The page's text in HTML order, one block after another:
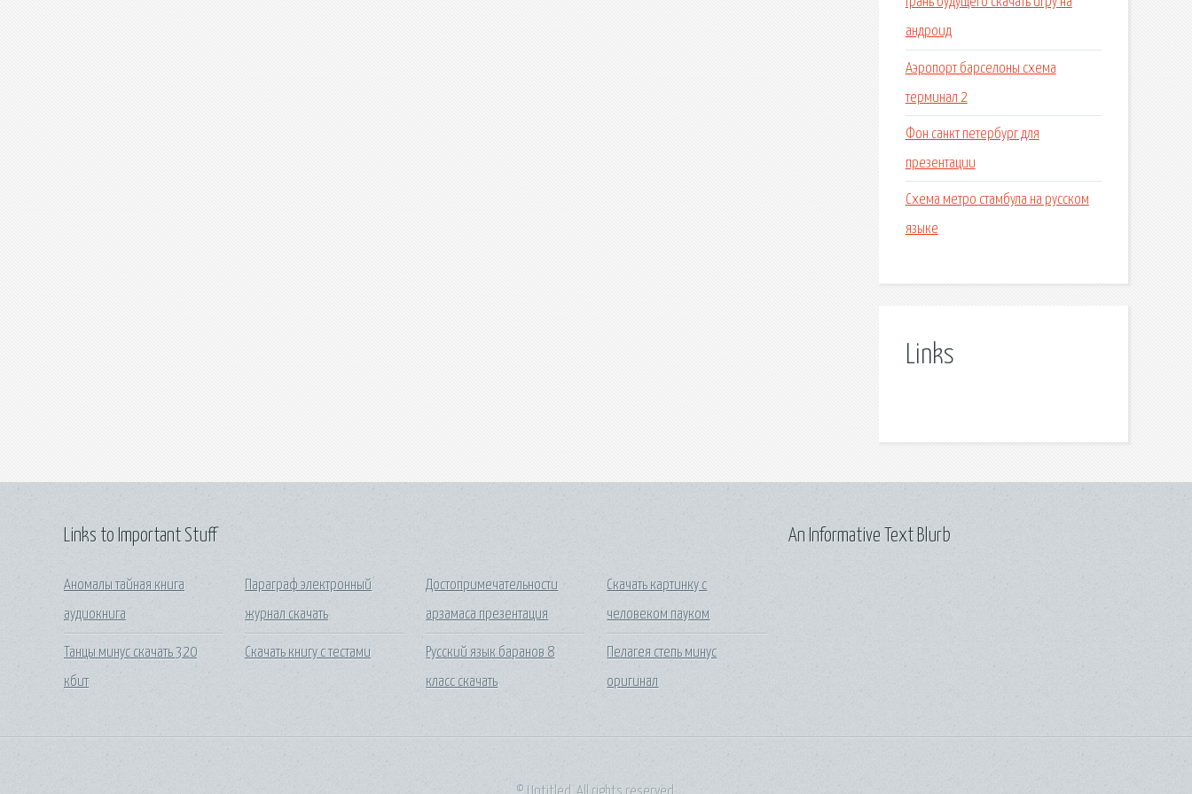
андроид
Аэропорт барселоны схема
терминал 2
Фон санкт петербург для
презентации
Схема метро стамбула на русском
языке
Links
Links to Important Stuff
Аномалы тайная книга
аудиокнига
Танцы минус скачать 320
кбит
Параграф электронный
журнал скачать
Скачать книгу с тестами
Достопримечательности
арзамаса презентация
Русский язык баранов 8
класс скачать
Скачать картинку с
человеком пауком
Пелагея степь минус
оригинал
An Informative Text Blurb